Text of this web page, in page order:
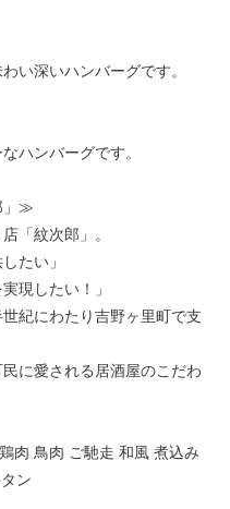
い深いハンバーグです。
ハンバーグです。
」≫
「紋次郎」。
たい」
現したい！」
紀にわたり吉野ヶ里町で支
に愛される居酒屋のこだわ
肉 鳥肉 ご馳走 和風 煮込み
ン